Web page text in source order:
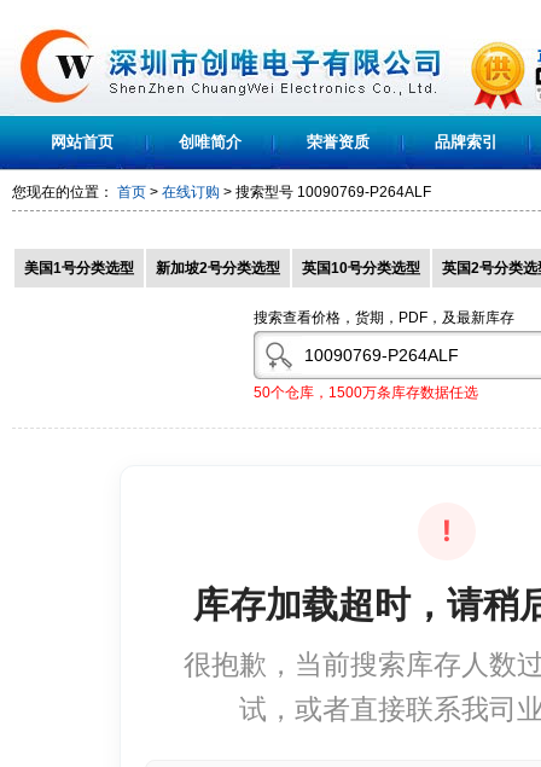
网站首页 创唯简介 荣誉资质 品牌索引
您现在的位置： 首页 > 在线订购 > 搜索型号 10090769-P264ALF
美国1号分类选型 新加坡2号分类选型 英国10号分类选型 英国2号分类选
搜索查看价格，货期，PDF，及最新库存
50个仓库，1500万条库存数据任选
!
库存加载超时，请稍
很抱歉，当前搜索库存人数
试，或者直接联系我司